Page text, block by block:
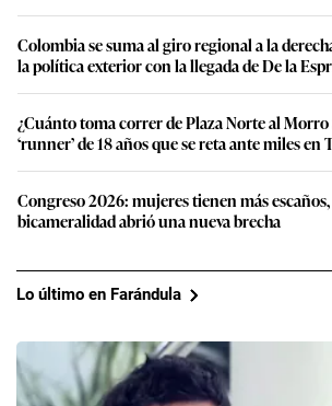
Colombia se suma al giro regional a la
la política exterior con la llegada de De la
¿Cuánto toma correr de Plaza Norte al Morro
‘runner’ de 18 años que se reta ante miles en
Congreso 2026: mujeres tienen más
bicameralidad abrió una nueva brecha
Lo último en Farándula